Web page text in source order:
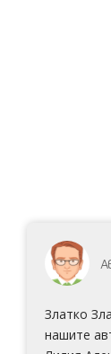
Златко
нашите